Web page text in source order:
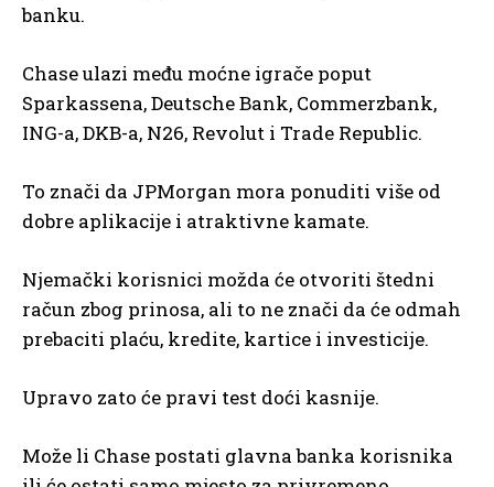
banku.
Chase ulazi među moćne igrače poput
Sparkassena, Deutsche Bank, Commerzbank,
ING-a, DKB-a, N26, Revolut i Trade Republic.
To znači da JPMorgan mora ponuditi više od
dobre aplikacije i atraktivne kamate.
Njemački korisnici možda će otvoriti štedni
račun zbog prinosa, ali to ne znači da će odmah
prebaciti plaću, kredite, kartice i investicije.
Upravo zato će pravi test doći kasnije.
Može li Chase postati glavna banka korisnika